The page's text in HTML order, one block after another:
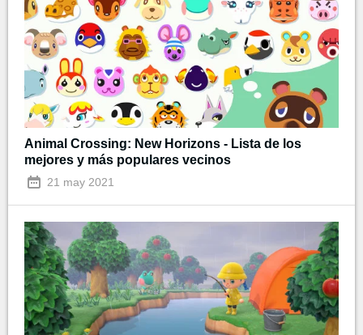
Animal Crossing: New Horizons - Lista de los
mejores y más populares vecinos
21 may 2021